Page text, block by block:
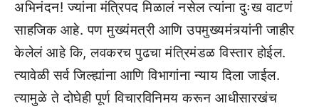
अभिनंदन! ज्यांना मंत्रिपद मिळालं नसेल त्यांना दुःख वाटणं
साहजिक आहे. पण मुख्यंमत्री आणि उपमुख्यमंत्र्यांनी जाहीर
केलेलं आहे कि, लवकरच पुढचा मंत्रिमंडळ विस्तार होईल.
त्यावेळी सर्व जिल्ह्यांना आणि विभागांना न्याय दिला जाईल.
त्यामुळे ते दोघेही पूर्ण विचारविनिमय करून आधीसारखंच